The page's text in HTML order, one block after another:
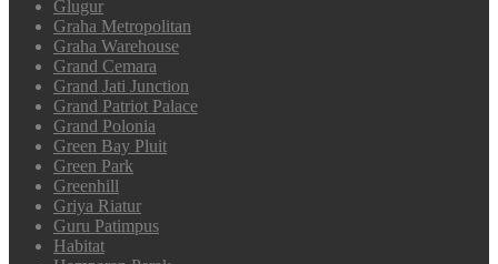
Glugur
Graha Metropolitan
Graha Warehouse
Grand Cemara
Grand Jati Junction
Grand Patriot Palace
Grand Polonia
Green Bay Pluit
Green Park
Greenhill
Griya Riatur
Guru Patimpus
Habitat